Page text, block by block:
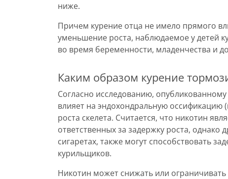
ниже.
Причем курение отца не имело прямого
уменьшение роста, наблюдаемое у детей
во время беременности, младенчества и
Каким образом курение
Согласно исследованию,
влияет на эндохондральную
роста скелета. Считается, что никотин
ответственных за задержку роста,
сигаретах, также могут способствовать
курильщиков.
Никотин может снижать или